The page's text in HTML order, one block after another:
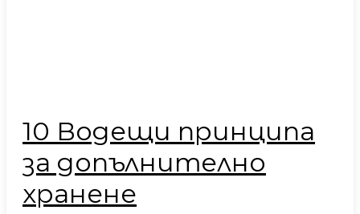
10 Водещи принципа
за допълнително
хранене